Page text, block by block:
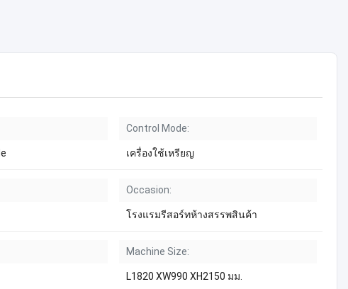
Control Mode:
เครื่องใช้เหรียญ
Occasion:
โรงแรมรีสอร์ทห้างสรรพสินค้า
Machine Size:
L1820 XW990 XH2150 มม.